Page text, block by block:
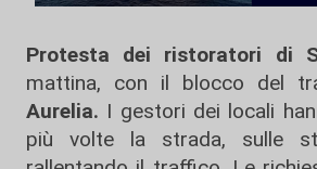
Protesta dei ristoratori di
mattina, con il blocco del
Aurelia. I gestori dei locali
più volte la strada, sulle